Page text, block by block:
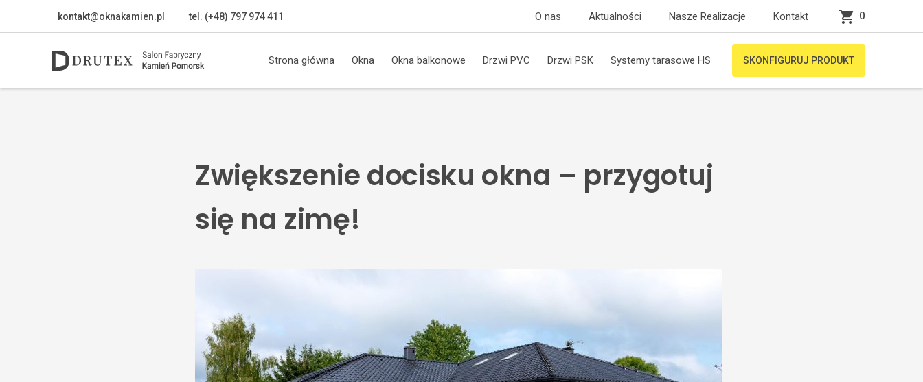
kontakt@oknakamien.pl tel. (+48) 797 974 411 O nas Aktualności Nasze Realizacje Kontakt 0
Strona główna Okna Okna balkonowe Drzwi PVC Drzwi PSK Systemy tarasowe HS SKONFIGURUJ PRODUKT
Zwiększenie docisku okna – przygotuj
się na zimę!